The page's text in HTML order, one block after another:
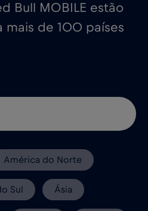
Bull MOBILE estão
mais de 100 países
América do Norte
Sul Ásia